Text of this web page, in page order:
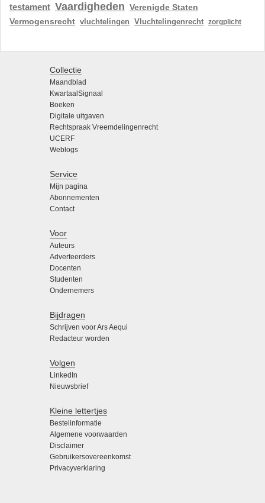
testament Vaardigheden Verenigde Staten
Vermogensrecht vluchtelingen Vluchtelingenrecht zorgplicht
Collectie
Maandblad
KwartaalSignaal
Boeken
Digitale uitgaven
Rechtspraak Vreemdelingenrecht
UCERF
Weblogs
Service
Mijn pagina
Abonnementen
Contact
Voor
Auteurs
Adverteerders
Docenten
Studenten
Ondernemers
Bijdragen
Schrijven voor Ars Aequi
Redacteur worden
Volgen
LinkedIn
Nieuwsbrief
Kleine lettertjes
Bestelinformatie
Algemene voorwaarden
Disclaimer
Gebruikersovereenkomst
Privacyverklaring